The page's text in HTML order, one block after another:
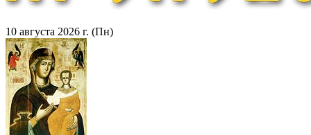
10 августа 2026 г. (Пн)